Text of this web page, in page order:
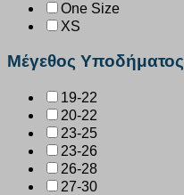
One Size
XS
Μέγεθος Υποδήματος
19-22
20-22
23-25
23-26
26-28
27-30